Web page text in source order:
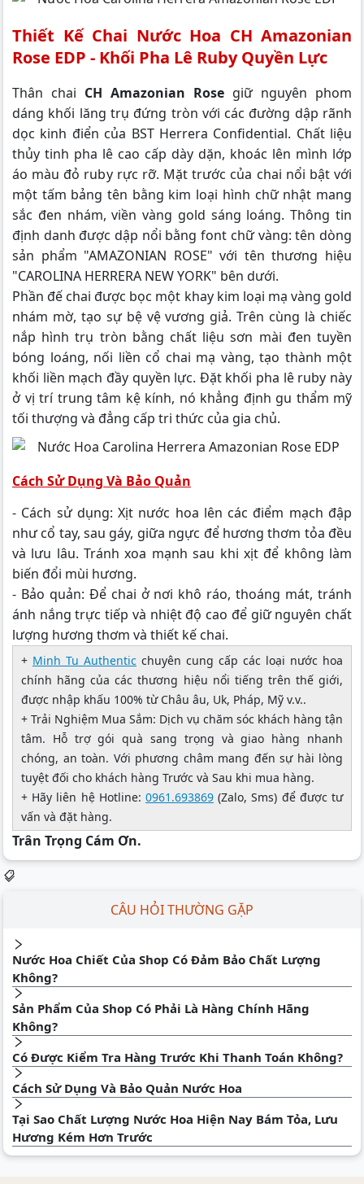
Thiết Kế Chai Nước Hoa CH Amazonian
Rose EDP - Khối Pha Lê Ruby Quyền Lực
Thân chai CH Amazonian Rose giữ nguyên phom
dáng khối lăng trụ đứng tròn với các đường dập rãnh
dọc kinh điển của BST Herrera Confidential. Chất liệu
thủy tinh pha lê cao cấp dày dặn, khoác lên mình lớp
áo màu đỏ ruby rực rỡ. Mặt trước của chai nổi bật với
một tấm bảng tên bằng kim loại hình chữ nhật mang
sắc đen nhám, viền vàng gold sáng loáng. Thông tin
định danh được dập nổi bằng font chữ vàng: tên dòng
sản phẩm "AMAZONIAN ROSE" với tên thương hiệu
"CAROLINA HERRERA NEW YORK" bên dưới.
Phần đế chai được bọc một khay kim loại mạ vàng gold
nhám mờ, tạo sự bệ vệ vương giả. Trên cùng là chiếc
nắp hình trụ tròn bằng chất liệu sơn mài đen tuyền
bóng loáng, nối liền cổ chai mạ vàng, tạo thành một
khối liền mạch đầy quyền lực. Đặt khối pha lê ruby này
ở vị trí trung tâm kệ kính, nó khẳng định gu thẩm mỹ
tối thượng và đẳng cấp tri thức của gia chủ.
Cách Sử Dụng Và Bảo Quản
- Cách sử dụng: Xịt nước hoa lên các điểm mạch đập
như cổ tay, sau gáy, giữa ngực để hương thơm tỏa đều
và lưu lâu. Tránh xoa mạnh sau khi xịt để không làm
biến đổi mùi hương.
- Bảo quản: Để chai ở nơi khô ráo, thoáng mát, tránh
ánh nắng trực tiếp và nhiệt độ cao để giữ nguyên chất
lượng hương thơm và thiết kế chai.
+ Minh Tu Authentic chuyên cung cấp các loại nước hoa
chính hãng của các thương hiệu nổi tiếng trên thế giới,
được nhập khấu 100% từ Châu âu, Uk, Pháp, Mỹ v.v..
+ Trải Nghiệm Mua Sắm: Dịch vụ chăm sóc khách hàng tận
tâm. Hỗ trợ gói quà sang trọng và giao hàng nhanh
chóng, an toàn. Với phương châm mang đến sự hài lòng
tuyệt đối cho khách hàng Trước và Sau khi mua hàng.
+ Hãy liên hệ Hotline: 0961.693869 (Zalo, Sms) để được tư
vấn và đặt hàng.
Trân Trọng Cám Ơn.
CÂU HỎI THƯỜNG GẶP
Nước Hoa Chiết Của Shop Có Đảm Bảo Chất Lượng
Không?
Sản Phẩm Của Shop Có Phải Là Hàng Chính Hãng
Không?
Có Được Kiểm Tra Hàng Trước Khi Thanh Toán Không?
Cách Sử Dụng Và Bảo Quản Nước Hoa
Tại Sao Chất Lượng Nước Hoa Hiện Nay Bám Tỏa, Lưu
Hương Kém Hơn Trước